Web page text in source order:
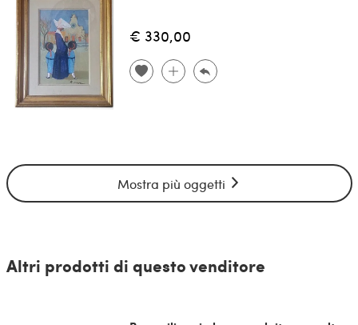
€ 330,00
Mostra più oggetti
Altri prodotti di questo venditore